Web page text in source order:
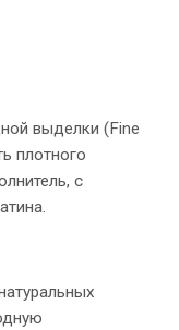
выделки (Fine
плотного
с